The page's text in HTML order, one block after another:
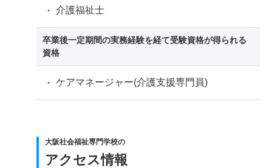
介護福祉士
卒業後一定期間の実務経験を経て受験資格が得られる
資格
ケアマネージャー(介護支援専門員)
大阪社会福祉専門学校の
アクセス情報